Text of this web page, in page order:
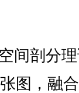
剖分理
图，融